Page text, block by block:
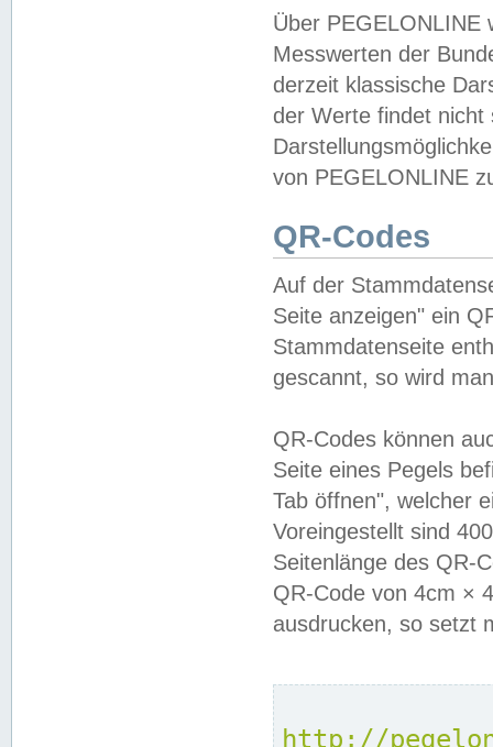
Über PEGELONLINE
Messwerten der
derzeit klassische
der Werte findet
von PEGELONLINE
QR-Codes
Auf der
Seite anzeigen" ein
Stammdatenseite
gescannt, so wird
QR-Codes können
Seite eines Pegels
Tab öffnen", welcher
Voreingestellt sind
Seitenlänge des QR-
QR-Code von 4cm ×
ausdrucken, so setzt
http://